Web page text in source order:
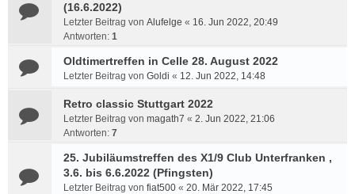
(16.6.2022)
Letzter Beitrag von Alufelge « 16. Jun 2022, 20:49
Antworten: 1
Oldtimertreffen in Celle 28. August 2022
Letzter Beitrag von Goldi « 12. Jun 2022, 14:48
Retro classic Stuttgart 2022
Letzter Beitrag von magath7 « 2. Jun 2022, 21:06
Antworten: 7
25. Jubiläumstreffen des X1/9 Club Unterfranken ,
3.6. bis 6.6.2022 (Pfingsten)
Letzter Beitrag von fiat500 « 20. Mär 2022, 17:45